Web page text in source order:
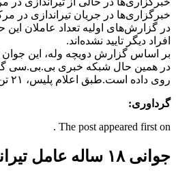
خبرگزاری‌ها در جریان تیراندازی در مرکز خرید
افراد دیگر تایید نشده‌اند.
بر اساس گزارش دویچه وله، این جوان ۱۸ ساله پس از گریختن از مرکز خرید اقدام به خودکشی کرده است و تحقیق پیرامون انگیزه او کماکان ادامه دارد.
در همین حال شبکه خبری بی.بی.سی
روی داده است.طبق اعلام پلیس، ۲۱ تن در جریان این تیراندازی زخمی شده‌اند که هنوز ۱۶ تن از آنها در بیمارستان بستری هستند و حال سه تن از آن‌ها وخیم است.
گرداوری:
The post appeared first on .
جوانی ۱۸ ساله عامل تیراندازی خونین در مونیخ بود